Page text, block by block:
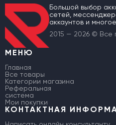
Большой выбор
сетей,
аккаунтов и
2015 — 2026 © Все
МЕНЮ
Главная
Все товары
Категории магазина
Реферальная
система
Мои покупки
КОНТАКТНАЯ